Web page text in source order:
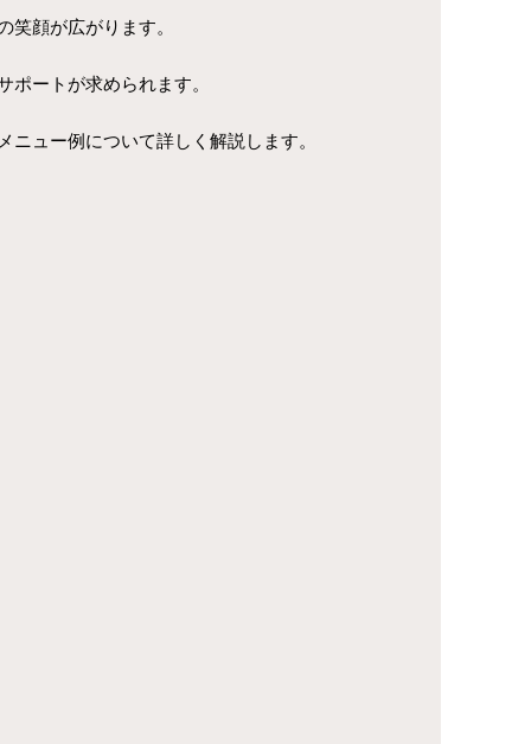
顔が広がります。
ートが求められます。
ュー例について詳しく解説します。